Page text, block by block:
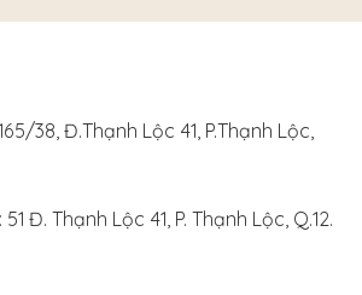
38, Đ.Thạnh Lộc 41, P.Thạnh Lộc,
51 Đ. Thạnh Lộc 41, P. Thạnh Lộc, Q.12.